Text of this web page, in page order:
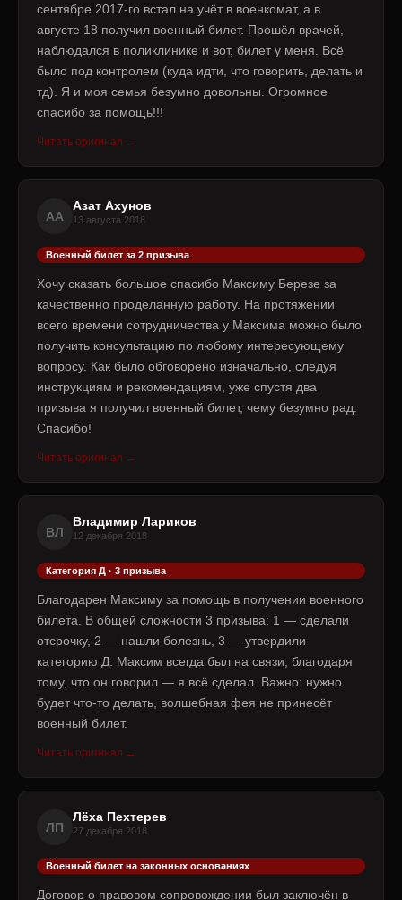
сентябре 2017-го встал на учёт в военкомат, а в
августе 18 получил военный билет. Прошёл врачей,
наблюдался в поликлинике и вот, билет у меня. Всё
было под контролем (куда идти, что говорить, делать и
тд). Я и моя семья безумно довольны. Огромное
спасибо за помощь!!!
Читать оригинал →
АА
Азат Ахунов
13 августа 2018
Военный билет за 2 призыва
Хочу сказать большое спасибо Максиму Березе за
качественно проделанную работу. На протяжении
всего времени сотрудничества у Максима можно было
получить консультацию по любому интересующему
вопросу. Как было обговорено изначально, следуя
инструкциям и рекомендациям, уже спустя два
призыва я получил военный билет, чему безумно рад.
Спасибо!
Читать оригинал →
ВЛ
Владимир Лариков
12 декабря 2018
Категория Д · 3 призыва
Благодарен Максиму за помощь в получении военного
билета. В общей сложности 3 призыва: 1 — сделали
отсрочку, 2 — нашли болезнь, 3 — утвердили
категорию Д. Максим всегда был на связи, благодаря
тому, что он говорил — я всё сделал. Важно: нужно
будет что-то делать, волшебная фея не принесёт
военный билет.
Читать оригинал →
ЛП
Лёха Пехтерев
27 декабря 2018
Военный билет на законных основаниях
Договор о правовом сопровождении был заключён в